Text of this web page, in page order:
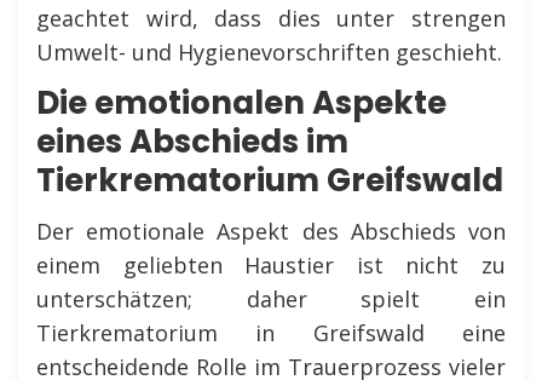
geachtet wird, dass dies unter strengen
Umwelt- und Hygienevorschriften geschieht.
Die emotionalen Aspekte
eines Abschieds im
Tierkrematorium Greifswald
Der emotionale Aspekt des Abschieds von
einem geliebten Haustier ist nicht zu
unterschätzen; daher spielt ein
Tierkrematorium in Greifswald eine
entscheidende Rolle im Trauerprozess vieler